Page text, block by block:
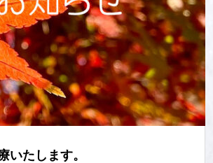
いたします。